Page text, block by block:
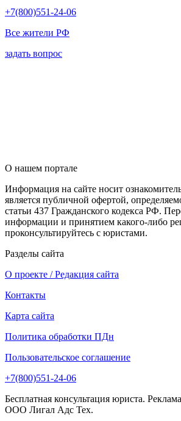
+7(800)551-24-06
Все жители РФ
задать вопрос
О нашем портале
Информация на сайте носит
является публичной офертой,
статьи 437 Гражданского кодекса РФ.
информации и принятием какого-либо
проконсультируйтесь с юристами.
Разделы сайта
О проекте / Редакция сайта
Контакты
Карта сайта
Политика обработки ПДн
Пользовательское соглашение
+7(800)551-24-06
Бесплатная консультация юриста.
ООО Лигал Адс Тех.